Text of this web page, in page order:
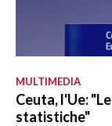
MULTIMEDIA
Ceuta, l'Ue:
statistiche"